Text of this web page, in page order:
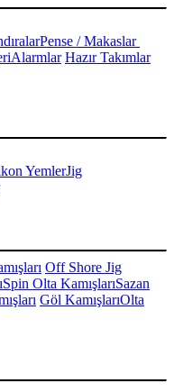
Pense / Makaslar
Alarmlar Hazır Takımlar
YemlerJig
Off Shore Jig
Spin Olta KamışlarıSazan
Göl KamışlarıOlta